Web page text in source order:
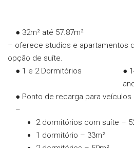
● 32m² até 57.87m²
– oferece studios e apartamentos
opção de suíte.
● 1 e 2 Dormitórios
●
● Ponto de recarga para
–
2 dormitórios com suíte –
1 dormitório – 33m²